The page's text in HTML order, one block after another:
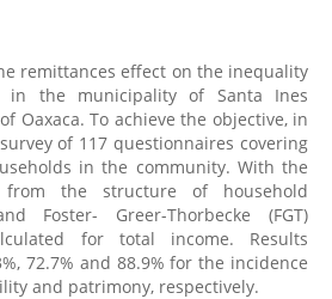
remittances effect on the inequality
in the municipality of Santa Ines
Oaxaca. To achieve the objective, in
of 117 questionnaires covering
in the community. With the
from the structure of household
Foster- Greer-Thorbecke (FGT)
for total income. Results
72.7% and 88.9% for the incidence
and patrimony, respectively.